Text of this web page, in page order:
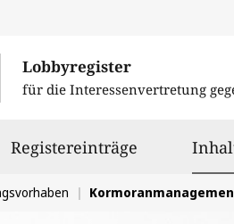
Lobbyregister
für die Interessenvertretung
Registereinträge
Kormoranmanagement: Schutz von